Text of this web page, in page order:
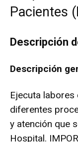
Pacientes
Descripción
Descripción
Ejecuta
diferentes
y atención que
Hospital.